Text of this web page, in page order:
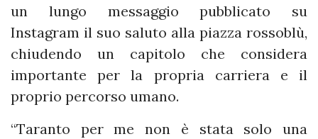
un lungo messaggio pubblicato su
Instagram il suo saluto alla piazza rossoblù,
chiudendo un capitolo che considera
importante per la propria carriera e il
proprio percorso umano.
“Taranto per me non è stata solo una